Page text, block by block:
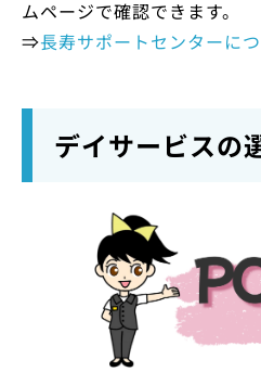
ムページで確認できます。
⇒長寿サポートセンターに
デイサービスの